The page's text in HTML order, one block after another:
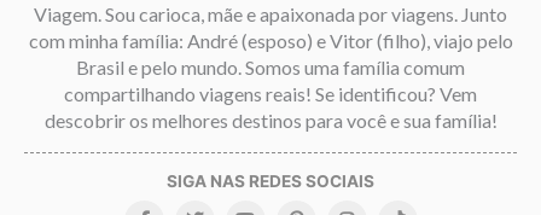
Viagem. Sou carioca, mãe e apaixonada por viagens. Junto
com minha família: André (esposo) e Vitor (filho), viajo pelo
Brasil e pelo mundo. Somos uma família comum
compartilhando viagens reais! Se identificou? Vem
descobrir os melhores destinos para você e sua família!